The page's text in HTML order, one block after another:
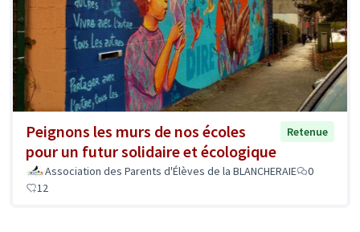
Peignons les murs de nos écoles
pour un futur solidaire et écologique
Retenue
Association des Parents d'Élèves de la BLANCHERAIE
0
12